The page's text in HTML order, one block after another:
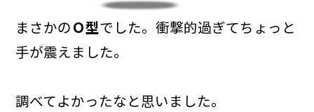
まさかの Ｏ型でした。衝撃的過ぎてちょっと
手が震えました。
調べてよかったなと思いました。